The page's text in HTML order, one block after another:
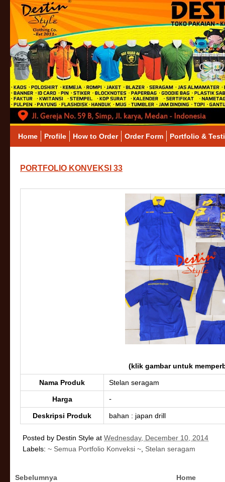
Home Profile How to Order Order Form Portfolio &
PORTFOLIO KONVEKSI 33
(klik gambar untuk
Nama Produk Stelan seragam
Harga -
Deskripsi Produk bahan : japan drill
Posted by Destin Style at Wednesday, December 10, 2014
Labels: ~ Semua Portfolio Konveksi ~ Stelan seragam
Sebelumnya Home